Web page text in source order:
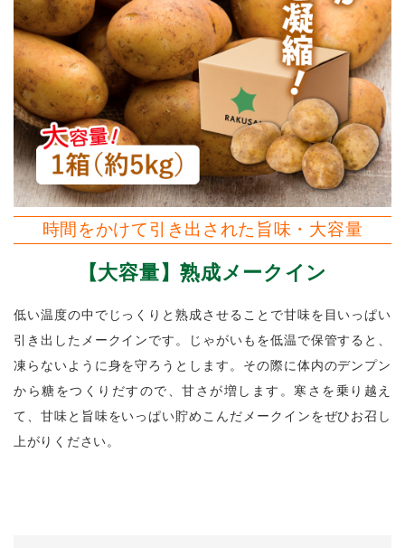
時間をかけて引き出された旨味・大容量
【大容量】熟成メークイン
低い温度の中でじっくりと熟成させることで甘味を目いっぱい
引き出したメークインです。じゃがいもを低温で保管すると、
凍らないように身を守ろうとします。その際に体内のデンプン
から糖をつくりだすので、甘さが増します。寒さを乗り越え
て、甘味と旨味をいっぱい貯めこんだメークインをぜひお召し
上がりください。